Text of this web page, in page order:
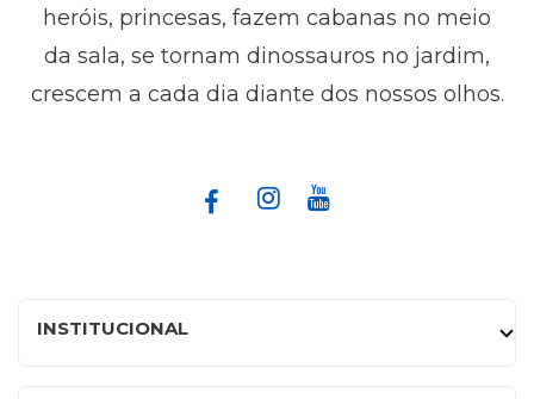
heróis, princesas, fazem cabanas no meio
da sala, se tornam dinossauros no jardim,
crescem a cada dia diante dos nossos olhos.
INSTITUCIONAL